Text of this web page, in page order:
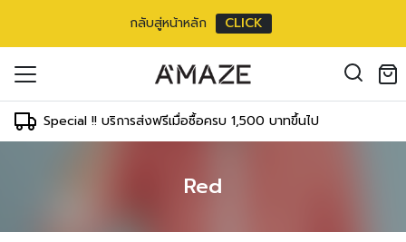
กลับสู่หน้าหลัก CLICK
Special !! บริการส่งฟรีเมื่อซื้อครบ 1,500 บาทขึ้นไป
Red
in the cart.
address*
ชี รวมถึงจุดประสงค์อื่นๆ ตาม